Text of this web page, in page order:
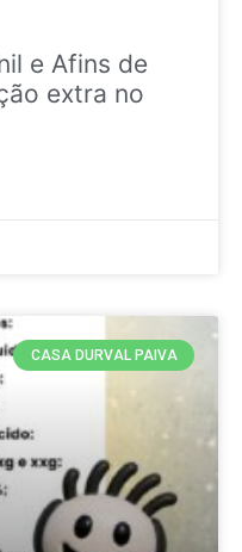
e Afins de
extra no
CASA DURVAL PAIVA